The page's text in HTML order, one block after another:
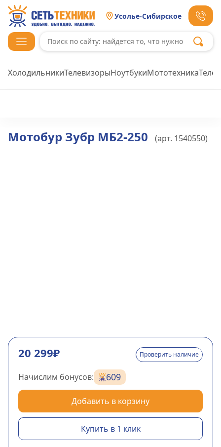
Усолье-Сибирское
ХолодильникиТелевизорыНоутбукиМототехника
Мотобур Зубр МБ2-250 (арт. 1540550)
20 299₽ Проверить наличие
Начислим бонусов: 609
Добавить в корзину
Купить в 1 клик